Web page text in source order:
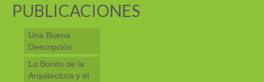
PUBLICACIONES
Una Buena
Descripción
Lo Bonito de la
Arquitectura y el